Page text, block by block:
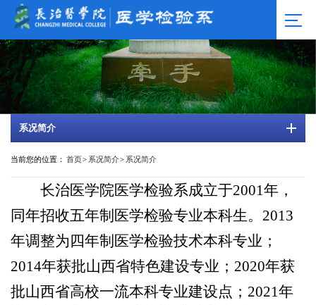
系况简介
当前您的位置： 首页> 系况简介> 系况简介
长治医学院医学检验系成立于2001年，
同年招收五年制医学检验专业本科生。2013
年调整为四年制医学检验技术本科专业；
2014年获批山西省特色建设专业；2020年获
批山西省高校一流本科专业建设点；2021年